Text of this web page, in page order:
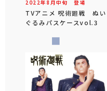
2022年8 月中旬 登場
TVアニメ 呪術廻戦 ぬい
ぐるみパスケースvol.3